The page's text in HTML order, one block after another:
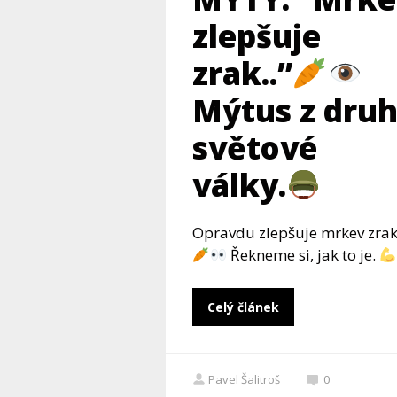
zlepšuje
zrak..”
Mýtus z
světové
války.
Opravdu zlepšuje mrkev
Řekneme si, jak to je.
Celý článek
Pavel Šalitroš 0